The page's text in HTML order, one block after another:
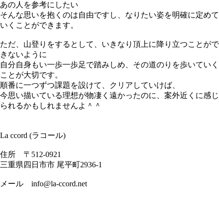
あの人を参考にしたい
そんな思いを抱くのは自由ですし、なりたい姿を明確に定めて
いくことができます。
ただ、山登りをするとして、いきなり頂上に降り立つことがで
きないように
自分自身もい一歩一歩足で踏みしめ、その道のりを歩いていく
ことが大切です。
順番に一つずつ課題を設けて、クリアしていけば、
今思い描いている理想が物凄く遠かったのに、案外近くに感じ
られるかもしれませんよ＾＾
La ccord (ラコール)
住所 〒512-0921
三重県四日市市 尾平町2936-1
メール info@la-ccord.net